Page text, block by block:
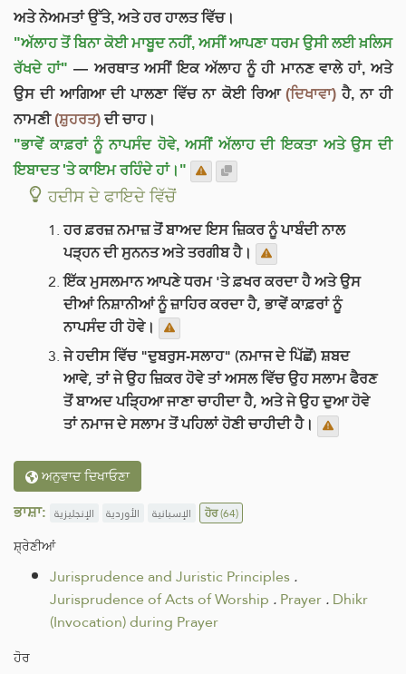
ਅਤੇ ਨੇਅਮਤਾਂ ਉੱਤੇ, ਅਤੇ ਹਰ ਹਾਲਤ ਵਿੱਚ।
"ਅੱਲਾਹ ਤੋਂ ਬਿਨਾ ਕੋਈ ਮਾਬੂਦ ਨਹੀਂ, ਅਸੀਂ ਆਪਣਾ ਧਰਮ ਉਸੀ ਲਈ ਖ਼ਲਿਸ
ਰੱਖਦੇ ਹਾਂ" — ਅਰਥਾਤ ਅਸੀਂ ਇਕ ਅੱਲਾਹ ਨੂੰ ਹੀ ਮਾਨਣ ਵਾਲੇ ਹਾਂ, ਅਤੇ
ਉਸ ਦੀ ਆਗਿਆ ਦੀ ਪਾਲਣਾ ਵਿੱਚ ਨਾ ਕੋਈ ਰਿਆ (ਦਿਖਾਵਾ)ਹੈ, ਨਾ ਹੀ
ਨਾਮਣੀ(ਸ਼ੁਹਰਤ)ਦੀ ਚਾਹ।
"ਭਾਵੇਂ ਕਾਫ਼ਰਾਂ ਨੂੰ ਨਾਪਸੰਦ ਹੋਵੇ, ਅਸੀਂ ਅੱਲਾਹ ਦੀ ਇਕਤਾ ਅਤੇ ਉਸ ਦੀ
ਇਬਾਦਤ 'ਤੇ ਕਾਇਮ ਰਹਿੰਦੇ ਹਾਂ।"
ਹਦੀਸ ਦੇ ਫਾਇਦੇ ਵਿੱਚੋਂ
ਹਰ ਫ਼ਰਜ਼ ਨਮਾਜ਼ ਤੋਂ ਬਾਅਦ ਇਸ ਜ਼ਿਕਰ ਨੂੰ ਪਾਬੰਦੀ ਨਾਲ
ਪੜ੍ਹਨ ਦੀ ਸੁਨਨਤ ਅਤੇ ਤਰਗੀਬ ਹੈ।
ਇੱਕ ਮੁਸਲਮਾਨ ਆਪਣੇ ਧਰਮ 'ਤੇ ਫ਼ਖਰ ਕਰਦਾ ਹੈ ਅਤੇ ਉਸ
ਦੀਆਂ ਨਿਸ਼ਾਨੀਆਂ ਨੂੰ ਜ਼ਾਹਿਰ ਕਰਦਾ ਹੈ, ਭਾਵੇਂ ਕਾਫ਼ਰਾਂ ਨੂੰ
ਨਾਪਸੰਦ ਹੀ ਹੋਵੇ।
ਜੇ ਹਦੀਸ ਵਿੱਚ "ਦੁਬਰੁਸ-ਸਲਾਹ" (ਨਮਾਜ ਦੇ ਪਿੱਛੋਂ) ਸ਼ਬਦ
ਆਵੇ, ਤਾਂ ਜੇ ਉਹ ਜ਼ਿਕਰ ਹੋਵੇ ਤਾਂ ਅਸਲ ਵਿੱਚ ਉਹ ਸਲਾਮ ਫੈਰਣ
ਤੋਂ ਬਾਅਦ ਪੜ੍ਹਿਆ ਜਾਣਾ ਚਾਹੀਦਾ ਹੈ, ਅਤੇ ਜੇ ਉਹ ਦੁਆ ਹੋਵੇ
ਤਾਂ ਨਮਾਜ ਦੇ ਸਲਾਮ ਤੋਂ ਪਹਿਲਾਂ ਹੋਣੀ ਚਾਹੀਦੀ ਹੈ।
ਅਨੁਵਾਦ ਦਿਖਾਓਣਾ
ਭਾਸ਼ਾ: الإنجليزية الأوردية الإسبانية ਹੋਰ(64)
ਸ਼੍ਰੇਣੀਆਂ
Jurisprudence and Juristic Principles.
Jurisprudence of Acts of Worship .Prayer.Dhikr
(Invocation) during Prayer
ਹੋਰ